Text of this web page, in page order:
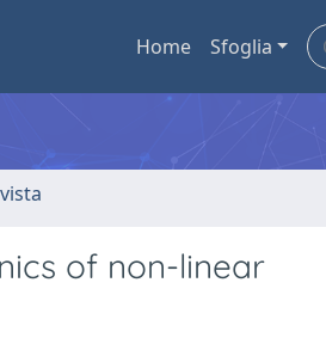
Home Sfoglia
of non-linear